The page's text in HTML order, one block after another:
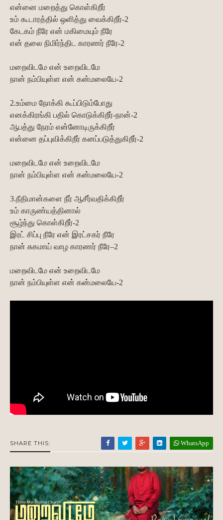
என்னை மறைத்து கொள்கிறீர்
உம் கூடாரத்தில் ஒளித்து வைக்கிறீர்-2
கேடகம் நீரே என் மகிமையும் நீரே
என் தலை நிமிர்ந்திட காரணர் நீரே-2
மறைவிடமே என் உறைவிடமே
நான் நம்பியுள்ள என் கன்மலையே-2
2.உம்மை நோக்கி கூப்பிடும்போது
எனக்கிரங்கி பதில் கொடுக்கிறீர்-நான்-2
ஆபத்து நேரம் என்னோடிருக்கிறீர்
என்னை தப்புவிக்கிறீர் கனப்படுத்துகிறீர்-2
மறைவிடமே என் உறைவிடமே
நான் நம்பியுள்ள என் கன்மலையே-2
3.நீதிமான்களை நீர் ஆசீர்வதிக்கிறீர்
உம் காருண்யத்தினால்
சூழ்ந்து கொள்கிறீர்-2
இரட் சிப்பு நீரே என் இரட்சகர் நீரே
நான் சுகமாய் வாழ காரணர் நீரே–2
மறைவிடமே என் உறைவிடமே
நான் நம்பியுள்ள என் கன்மலையே-2
SHARE THIS: WhatsApp